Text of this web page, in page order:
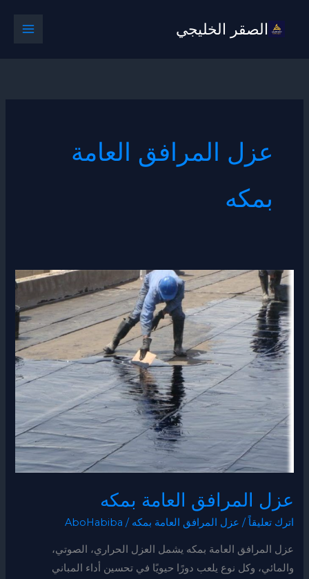
الصقر الخليجي
عزل المرافق العامة
بمكه
عزل المرافق العامة بمكه
اترك تعليقاً / عزل المرافق العامة بمكه /
AboHabiba
عزل المرافق العامة بمكه يشمل العزل الحراري، الصوتي،
والمائي، وكل نوع يلعب دورًا حيويًا في تحسين أداء المباني
عزل
المرافق
العامة
بمكه